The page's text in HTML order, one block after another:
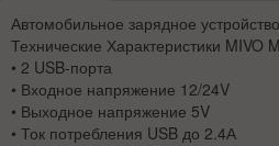
Автомобильное зарядное устройство
Технические Характеристики MIVO
• 2 USB-порта
• Входное напряжение 12/24V
• Выходное напряжение 5V
• Ток потребления USB до 2.4А